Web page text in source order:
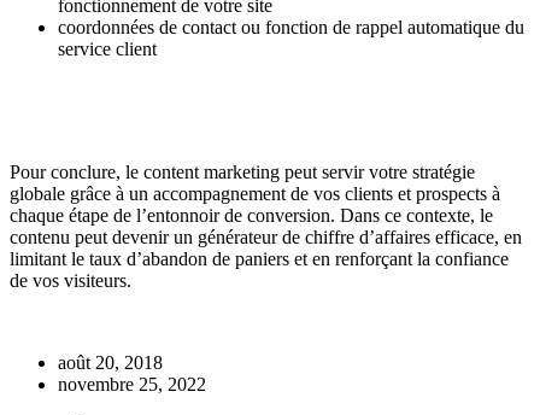
fonctionnement de votre site
coordonnées de contact ou fonction de rappel automatique du
service client
Pour conclure, le content marketing peut servir votre stratégie
globale grâce à un accompagnement de vos clients et prospects à
chaque étape de l’entonnoir de conversion. Dans ce contexte, le
contenu peut devenir un générateur de chiffre d’affaires efficace, en
limitant le taux d’abandon de paniers et en renforçant la confiance
de vos visiteurs.
août 20, 2018
novembre 25, 2022